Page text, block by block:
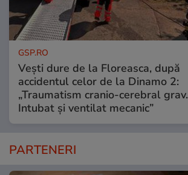
GSP.RO
Vești dure de la Floreasca, după
accidentul celor de la Dinamo 2:
„Traumatism cranio-cerebral grav.
Intubat și ventilat mecanic”
PARTENERI